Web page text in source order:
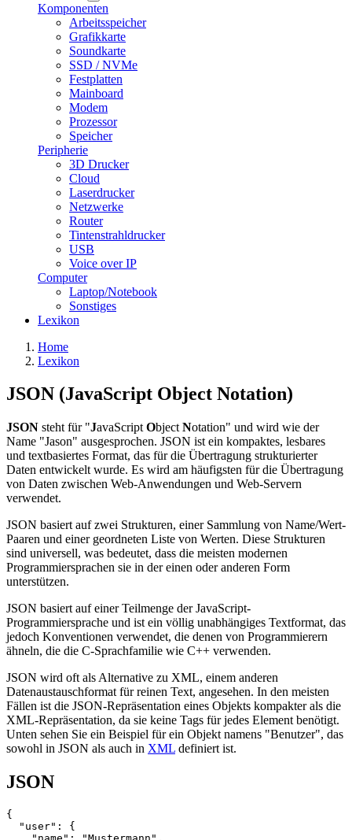
Komponenten
Arbeitsspeicher
Grafikkarte
Soundkarte
SSD / NVMe
Festplatten
Mainboard
Modem
Prozessor
Speicher
Peripherie
3D Drucker
Cloud
Laserdrucker
Netzwerke
Router
Tintenstrahldrucker
USB
Voice over IP
Computer
Laptop/Notebook
Sonstiges
Lexikon
Home
Lexikon
JSON (JavaScript Object Notation)
JSON steht für "JavaScript Object Notation" und wird wie der
Name "Jason" ausgesprochen. JSON ist ein kompaktes, lesbares
und textbasiertes Format, das für die Übertragung strukturierter
Daten entwickelt wurde. Es wird am häufigsten für die Übertragung
von Daten zwischen Web-Anwendungen und Web-Servern
verwendet.
JSON basiert auf zwei Strukturen, einer Sammlung von Name/Wert-
Paaren und einer geordneten Liste von Werten. Diese Strukturen
sind universell, was bedeutet, dass die meisten modernen
Programmiersprachen sie in der einen oder anderen Form
unterstützen.
JSON basiert auf einer Teilmenge der JavaScript-
Programmiersprache und ist ein völlig unabhängiges Textformat, das
jedoch Konventionen verwendet, die denen von Programmierern
ähneln, die die C-Sprachfamilie wie C++ verwenden.
JSON wird oft als Alternative zu XML, einem anderen
Datenaustauschformat für reinen Text, angesehen. In den meisten
Fällen ist die JSON-Repräsentation eines Objekts kompakter als die
XML-Repräsentation, da sie keine Tags für jedes Element benötigt.
Unten sehen Sie ein Beispiel für ein Objekt namens "Benutzer", das
sowohl in JSON als auch in XML definiert ist.
JSON
{
  "user": {